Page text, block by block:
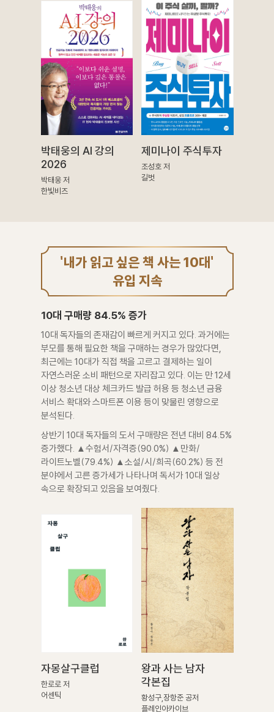
박태웅의 AI 강의
2026
박태웅 저
한빛비즈
제미나이 주식투자
조성호 저
길벗
'내가 읽고 싶은 책 사는 10대'
유입 지속
10대 구매량 84.5% 증가
10대 독자들의 존재감이 빠르게 커지고 있다. 과거에는
부모를 통해 필요한 책을 구매하는 경우가 많았다면,
최근에는 10대가 직접 책을 고르고 결제하는 일이
자연스러운 소비 패턴으로 자리잡고 있다. 이는 만 12세
이상 청소년 대상 체크카드 발급 허용 등 청소년 금융
서비스 확대와 스마트폰 이용 등이 맞물린 영향으로
분석된다.
상반기 10대 독자들의 도서 구매량은 전년 대비 84.5%
증가했다. ▲수험서/자격증(90.0%) ▲만화/
라이트노벨(79.4%) ▲소설/시/희곡(60.2%) 등 전
분야에서 고른 증가세가 나타나며 독서가 10대 일상
속으로 확장되고 있음을 보여줬다.
자몽살구클럽
한로로 저
어센틱
왕과 사는 남자
각본집
황성구,장항준 공저
플레인아카이브